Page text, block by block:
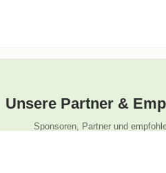
Unsere Partner &
Sponsoren, Partner und